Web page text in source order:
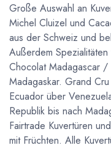
Große Auswahl an
Michel Cluizel und
aus der Schweiz und
Außerdem
Chocolat Madagascar
Madagaskar. Grand
Ecuador über
Republik bis nach
Fairtrade Kuvertüren
mit Früchten. Alle